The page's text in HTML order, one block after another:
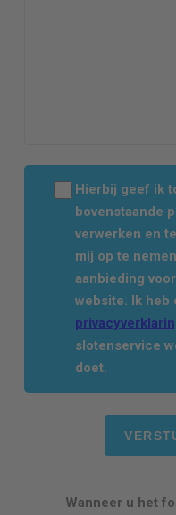
Hierbij geef ik
bovenstaande
verwerken en
mij op te
aanbieding
website. Ik heb
slotenservice
doet.
Wanneer u het